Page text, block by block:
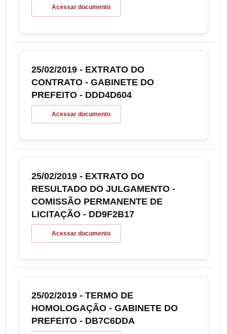
Acessar documento
25/02/2019 - EXTRATO DO
CONTRATO - GABINETE DO
PREFEITO - DDD4D604
Acessar documento
25/02/2019 - EXTRATO DO
RESULTADO DO JULGAMENTO -
COMISSÃO PERMANENTE DE
LICITAÇÃO - DD9F2B17
Acessar documento
25/02/2019 - TERMO DE
HOMOLOGAÇÃO - GABINETE DO
PREFEITO - DB7C6DDA